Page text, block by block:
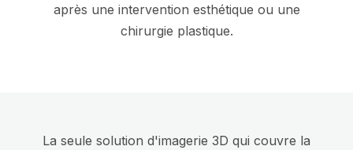
après une intervention esthétique ou une
chirurgie plastique.
La seule solution d'imagerie 3D qui couvre la